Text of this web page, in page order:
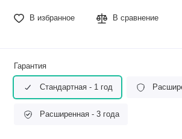
В избранное В сравнение
Гарантия
Стандартная - 1 год
Расширенная - 3 года